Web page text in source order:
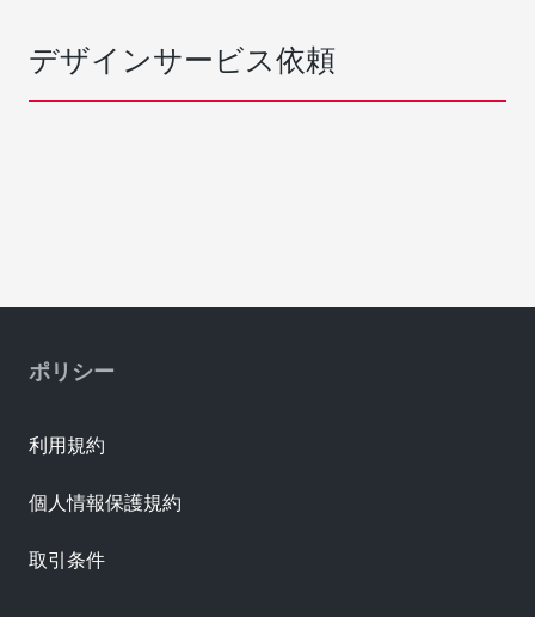
デザインサービス依頼
ポリシー
利用規約
個人情報保護規約
取引条件